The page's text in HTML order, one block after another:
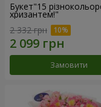
Букет"15
хризантем!"
2 332 грн
Замовити